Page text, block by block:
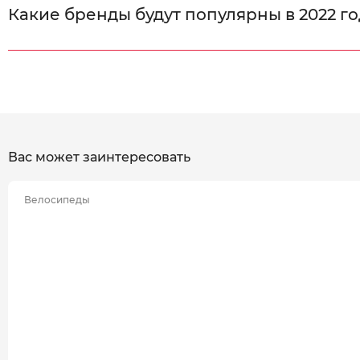
Какие бренды будут популярны в 2022
Вас может заинтересовать
Велосипеды